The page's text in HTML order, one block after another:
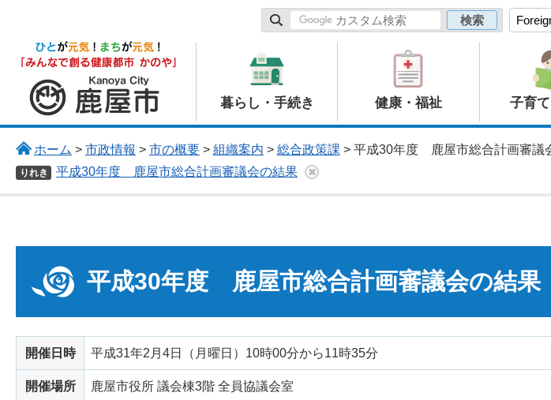
鹿屋市
暮らし・手続き 健康・福祉 子育
ホーム > 市政情報 > 市の概要> 組織案内 > 総合政策課 > 平成30年度 鹿屋市総合計画審議
りれき 平成30年度 鹿屋市総合計画審議会の結果
平成30年度 鹿屋市総合計画審議会の結果
開催日時 平成31年2月4日（月曜日）10時00分から11時35分
開催場所 鹿屋市役所 議会棟3階 全員協議会室